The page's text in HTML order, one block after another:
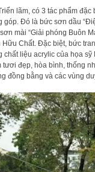
lãm, có 3 tác phẩm
góp. Đó là bức sơn dầu
mài “Giải phóng Buôn
Hữu Chất. Đặc biệt, bức
chất liệu acrylic của họa
tươi đẹp, hòa bình, thống
đồng bằng và các vùng